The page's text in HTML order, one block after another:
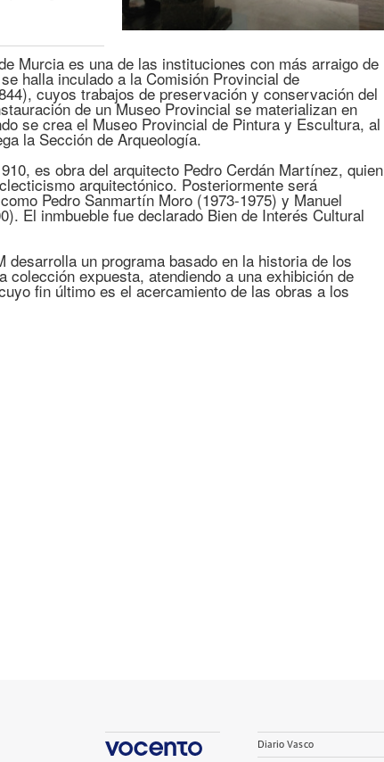
Murcia es una de las instituciones con más arraigo de
halla inculado a la Comisión Provincial de
cuyos trabajos de preservación y conservación del
de un Museo Provincial se materializan en
se crea el Museo Provincial de Pintura y Escultura, al
la Sección de Arqueología.
es obra del arquitecto Pedro Cerdán Martínez, quien
arquitectónico. Posteriormente será
Pedro Sanmartín Moro (1973-1975) y Manuel
El inmbueble fue declarado Bien de Interés Cultural
desarrolla un programa basado en la historia de los
colección expuesta, atendiendo a una exhibición de
fin último es el acercamiento de las obras a los
Diario Vasco